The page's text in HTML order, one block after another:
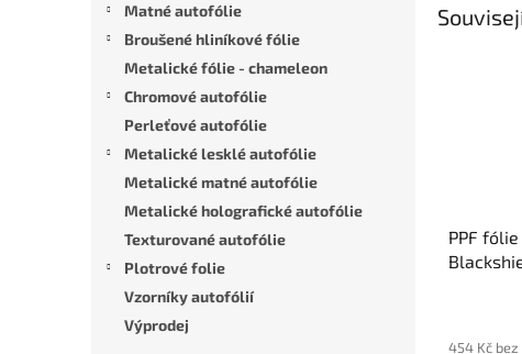
Matné autofólie
Broušené hliníkové fólie
Metalické fólie - chameleon
Chromové autofólie
Perleťové autofólie
Metalické lesklé autofólie
Metalické matné autofólie
Metalické holografické autofólie
Texturované autofólie
Plotrové folie
Vzorníky autofólií
Výprodej
PPF
454 Kč bez